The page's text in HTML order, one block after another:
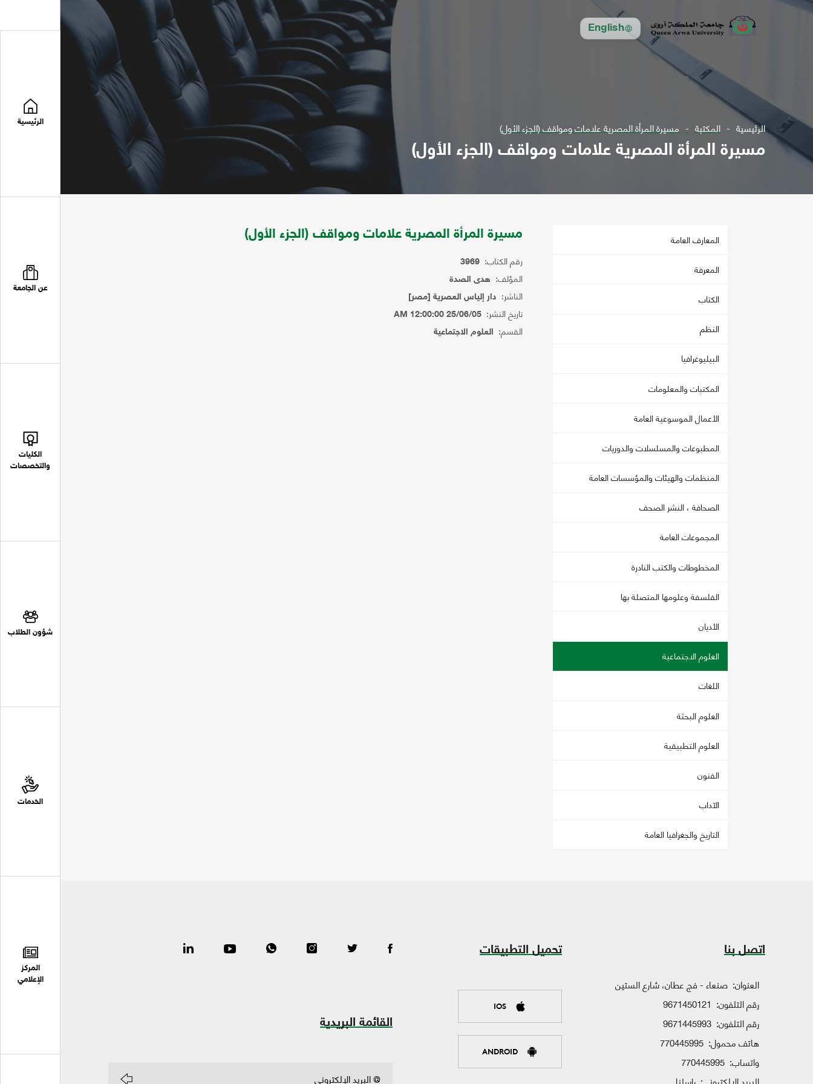
English
الرئيسية
عن الجامعة
الكليات
والتخصصات
شؤون الطلاب
الخدمات
المركز
الإعلامي
الرئيسية المكتبة مسيرة المرأة المصرية علامات ومواقف (الجزء الأول)
مسيرة المرأة المصرية علامات ومواقف (الجزء الأول)
المعارف العامة
المعرفة
الكتاب
النظم
البيليوغرافيا
المكتبات والمعلومات
الأعمال الموسوعية العامة
المطبوعات والمسلسلات والدوريات
المنظمات والهيئات والمؤسسات العامة
الصحافة ، النشر الصحف
المجموعات العامة
المخطوطات والكتب النادرة
الفلسفة وعلومها المتصلة بها
الأديان
العلوم الاجتماعية
اللغات
العلوم البحثة
العلوم التطبيقية
الفنون
الآداب
التاريخ والجغرافيا العامة
مسيرة المرأة المصرية علامات ومواقف (الجزء الأول)
رقم الكتاب: 3969
المؤلف: هدى الصدة
الناشر: دار إلياس العصرية [مصر]
تاريخ النشر: 25/06/05 12:00:00 AM
القسم: العلوم الاجتماعية
اتصل بنا
العنوان: صنعاء - فج عطان، شارع الستين
رقم التلفون: 9671450121
رقم التلفون: 9671445993
هاتف محمول: 770445995
واتساب: 770445995
تحميل التطبيقات
IOS
ANDROID
القائمة البريدية